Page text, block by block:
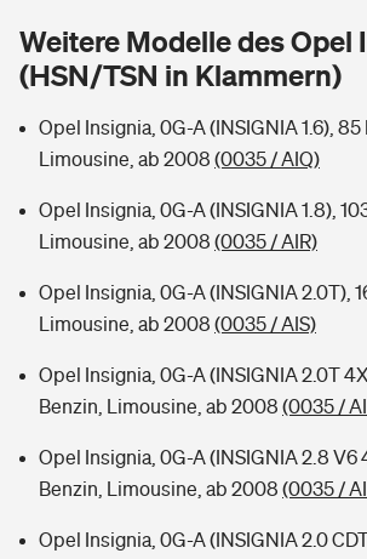
Hochwasser-Check: Wie gefährdet ist Ihr
Wer versichert was: Jetzt Versicherer finden
Private Cyberversicherung
Musikinstrumentenversicherung
Typklassen: So ist Ihr Auto eingestuft
Sie haben Fragen?
Rentenrechner: Wie viel Geld bekomme ich
Weitere Modelle des Opel
(HSN/TSN in Klammern)
Opel Insignia, 0G-A (INSIGNIA 1.6), 85
Limousine, ab 2008 (0035 / AIQ)
Opel Insignia, 0G-A (INSIGNIA 1.8),
Limousine, ab 2008 (0035 / AIR)
Opel Insignia, 0G-A (INSIGNIA 2.0T),
Limousine, ab 2008 (0035 / AIS)
Opel Insignia, 0G-A (INSIGNIA 2.0T
Benzin, Limousine, ab 2008 (0035 /
Opel Insignia, 0G-A (INSIGNIA 2.8 V6
Benzin, Limousine, ab 2008 (0035 /
Opel Insignia, 0G-A (INSIGNIA 2.0